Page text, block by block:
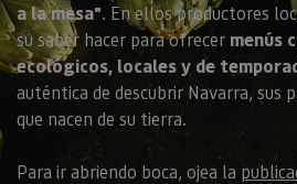
a la mesa". En ellos productores
su saber hacer para ofrecer menús
ecológicos, locales y de
auténtica de descubrir Navarra, sus
que nacen de su tierra.
Para ir abriendo boca, ojea la